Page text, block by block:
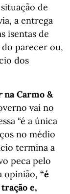
de
a entrega
isentas de
parecer ou,
dos
na Carmo &
vai no
“é a única
no médio
termina a
peca pelo
opinião, “é
e,